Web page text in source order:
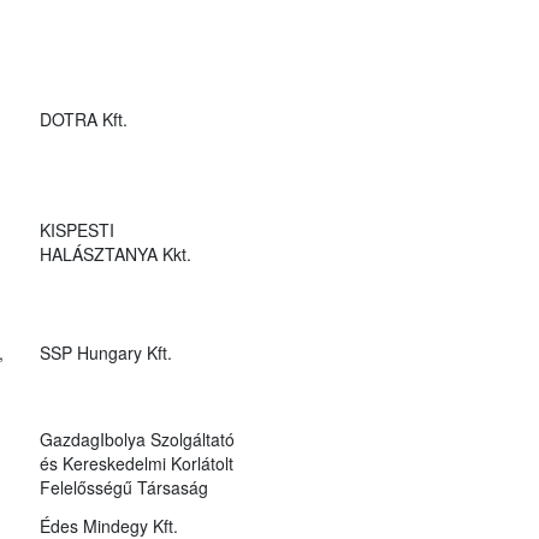
DOTRA Kft.
KISPESTI
HALÁSZTANYA Kkt.
SSP Hungary Kft.
GazdagIbolya Szolgáltató
és Kereskedelmi Korlátolt
Felelősségű Társaság
Édes Mindegy Kft.